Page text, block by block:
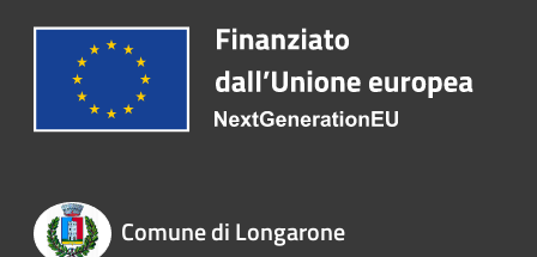
Comune di Longarone